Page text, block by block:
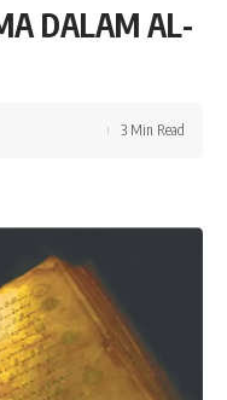
DALAM AL-
3 Min Read